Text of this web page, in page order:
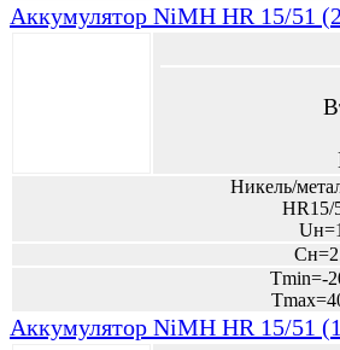
Аккумулятор NiMH HR 15/51
Никель/
HR15/
Tmin=-
Аккумулятор NiMH HR 15/51